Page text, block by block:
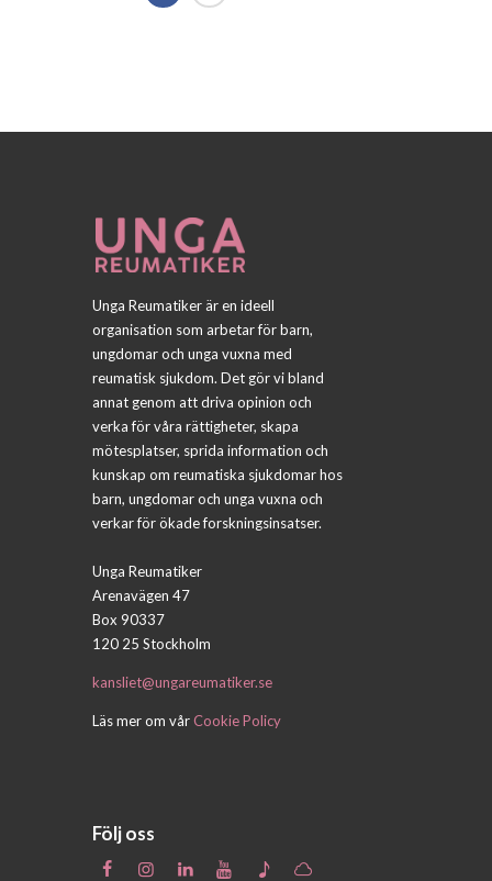
Unga Reumatiker är en ideell
organisation som arbetar för barn,
ungdomar och unga vuxna med
reumatisk sjukdom. Det gör vi bland
annat genom att driva opinion och
verka för våra rättigheter, skapa
mötesplatser, sprida information och
kunskap om reumatiska sjukdomar hos
barn, ungdomar och unga vuxna och
verkar för ökade forskningsinsatser.
Unga Reumatiker
Arenavägen 47
Box 90337
120 25 Stockholm
kansliet@ungareumatiker.se
Läs mer om vårCookie Policy
Följ oss